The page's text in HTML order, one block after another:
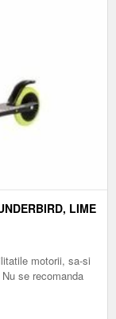
LIME
motorii, sa-si
se recomanda